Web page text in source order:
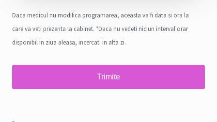
Daca medicul nu modifica programarea, aceasta va fi data si ora la
care va veti prezenta la cabinet. *Daca nu vedeti niciun interval orar
disponibil in ziua aleasa, incercati in alta zi.